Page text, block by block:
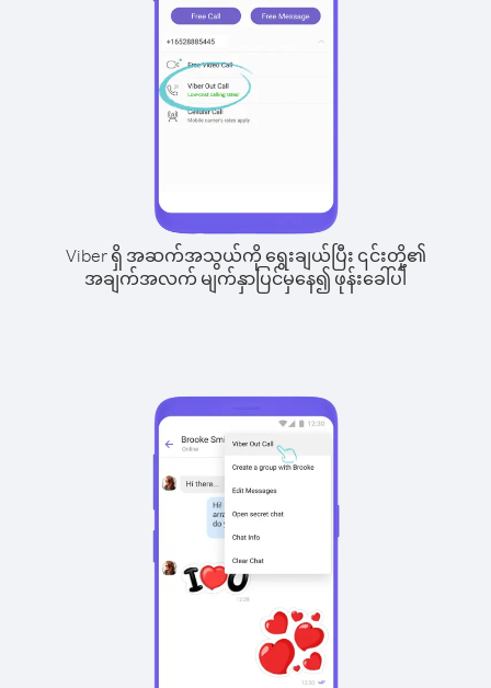
Viber ရှိ အဆက်အသွယ်ကို ရွေးချယ်ပြီး ၎င်းတို့၏
အချက်အလက် မျက်နှာပြင်မှနေ၍ ဖုန်းခေါ်ပါ